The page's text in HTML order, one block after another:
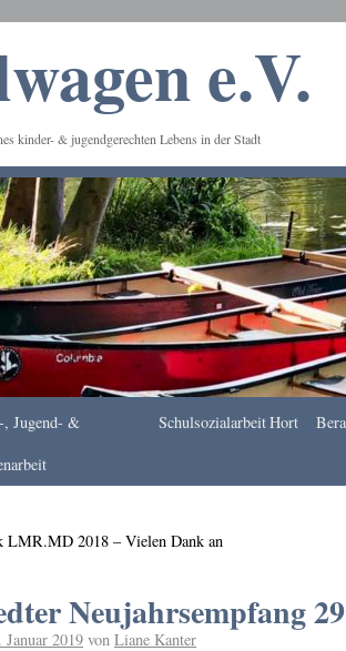
e.V.
kinder- & jugendgerechten Lebens in der Stadt
, Jugend- &
SchulsozialarbeitHort
LMR.MD 2018 – Vielen Dank an
Neujahrsempfang
Januar 2019 von Liane Kanter